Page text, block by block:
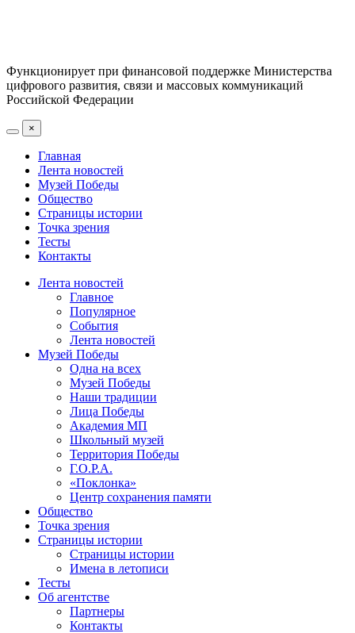
Функционирует при финансовой поддержке Министерства
цифрового развития, связи и массовых коммуникаций
Российской Федерации
×
Главная
Лента новостей
Музей Победы
Общество
Страницы истории
Точка зрения
Тесты
Контакты
Лента новостей
Главное
Популярное
События
Лента новостей
Музей Победы
Одна на всех
Музей Победы
Наши традиции
Лица Победы
Академия МП
Школьный музей
Территория Победы
Г.О.Р.А.
«Поклонка»
Центр сохранения памяти
Общество
Точка зрения
Страницы истории
Страницы истории
Имена в летописи
Тесты
Об агентстве
Партнеры
Контакты